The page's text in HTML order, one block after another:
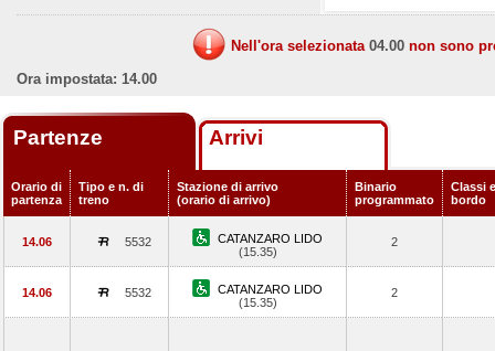
Nell'ora selezionata 04.00 non sono
Ora impostata: 14.00
Partenze Arrivi
Orario di
partenza
Tipo e n. di
treno
Stazione di arrivo
(orario di arrivo)
Binario
programmato
Classi
bordo
14.06 5532
CATANZARO LIDO
(15.35)
2
14.06 5532
CATANZARO LIDO
(15.35)
2